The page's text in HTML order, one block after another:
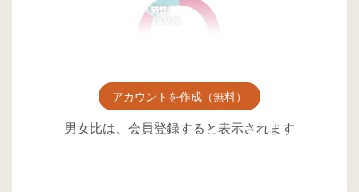
アカウントを作成（無料）
男女比は、会員登録すると表示されます